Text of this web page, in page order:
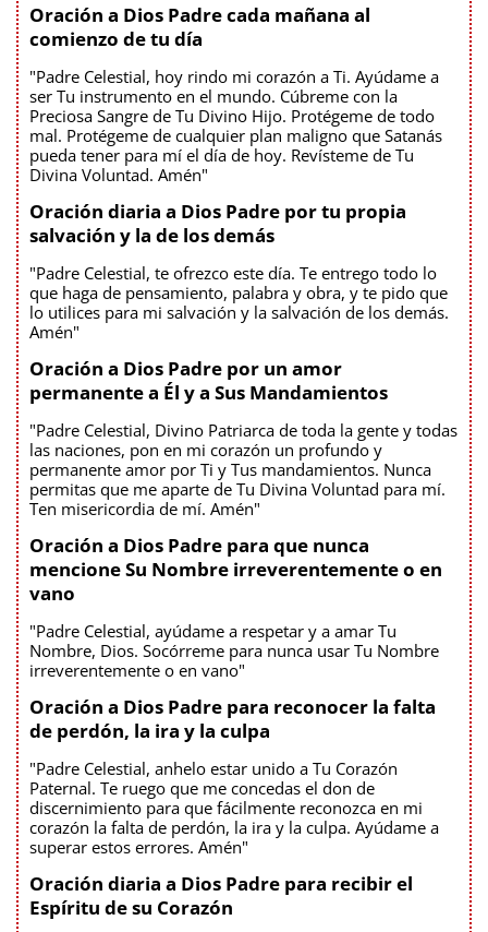
Oración a Dios Padre cada mañana al
comienzo de tu día
"Padre Celestial, hoy rindo mi corazón a Ti. Ayúdame a
ser Tu instrumento en el mundo. Cúbreme con la
Preciosa Sangre de Tu Divino Hijo. Protégeme de todo
mal. Protégeme de cualquier plan maligno que Satanás
pueda tener para mí el día de hoy. Revísteme de Tu
Divina Voluntad. Amén"
Oración diaria a Dios Padre por tu propia
salvación y la de los demás
"Padre Celestial, te ofrezco este día. Te entrego todo lo
que haga de pensamiento, palabra y obra, y te pido que
lo utilices para mi salvación y la salvación de los demás.
Amén"
Oración a Dios Padre por un amor
permanente a Él y a Sus Mandamientos
"Padre Celestial, Divino Patriarca de toda la gente y todas
las naciones, pon en mi corazón un profundo y
permanente amor por Ti y Tus mandamientos. Nunca
permitas que me aparte de Tu Divina Voluntad para mí.
Ten misericordia de mí. Amén"
Oración a Dios Padre para que nunca
mencione Su Nombre irreverentemente o en
vano
"Padre Celestial, ayúdame a respetar y a amar Tu
Nombre, Dios. Socórreme para nunca usar Tu Nombre
irreverentemente o en vano"
Oración a Dios Padre para reconocer la falta
de perdón, la ira y la culpa
"Padre Celestial, anhelo estar unido a Tu Corazón
Paternal. Te ruego que me concedas el don de
discernimiento para que fácilmente reconozca en mi
corazón la falta de perdón, la ira y la culpa. Ayúdame a
superar estos errores. Amén"
Oración diaria a Dios Padre para recibir el
Espíritu de su Corazón